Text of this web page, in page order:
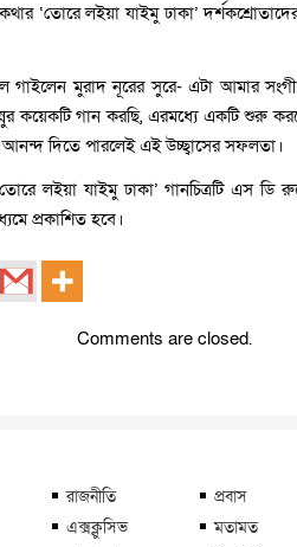
‘তোরে লইয়া যাইমু ঢাকা’
মুরাদ নূরের সুরে- এটা আমার সংগীত
কয়েকটি গান করছি, এরমধ্যে একটি শুরু
দিতে পারলেই এই উচ্ছ্বাসের সফলতা।
লইয়া যাইমু ঢাকা’ গানচিত্রটি এস ডি
প্রকাশিত হবে।
Comments are closed.
রাজনীতি প্রবাস
এক্সক্লুসিভ মতামত